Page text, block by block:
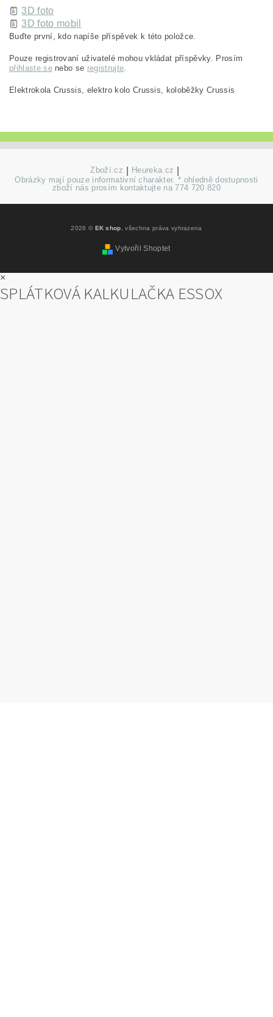
3D foto
3D foto mobil
Buďte první, kdo napíše příspěvek k této položce.
Pouze registrovaní uživatelé mohou vkládat příspěvky. Prosím
přihlaste senebo se registrujte
Elektrokola Crussis, elektro kolo Crussis, koloběžky Crussis
Zboží.cz Heureka.cz
Obrázky mají pouze informativní charakter. * ohledně dostupnosti
zboží nás prosím kontaktujte na 774 720 820
2026 © EK shop , všechna práva vyhrazena
Vytvořil Shoptet
×
SPLÁTKOVÁ KALKULAČKA ESSOX